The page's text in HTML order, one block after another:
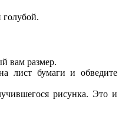
вам размер.
лист бумаги и обведите
рисунка. Это и